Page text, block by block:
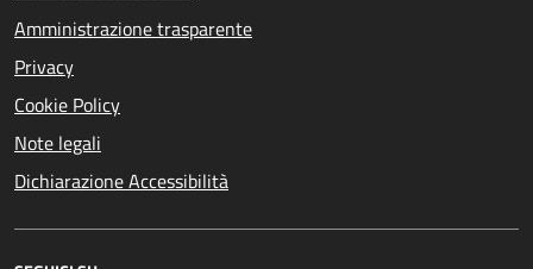
Amministrazione trasparente
Privacy
Cookie Policy
Note legali
Dichiarazione Accessibilità